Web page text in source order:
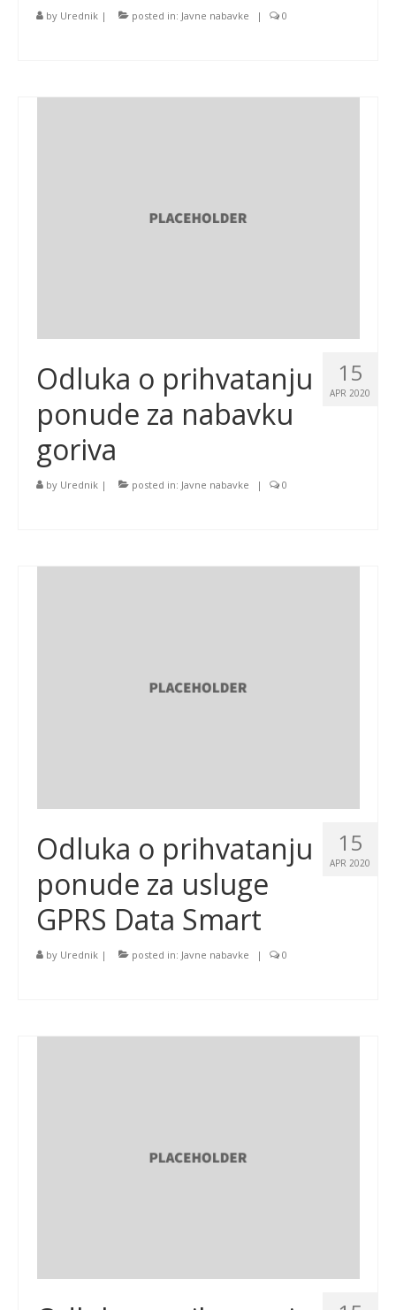
by Urednik | posted in: Javne nabavke | 0
15
APR 2020
Odluka o prihvatanju
ponude za nabavku
goriva
by Urednik | posted in: Javne nabavke | 0
15
APR 2020
Odluka o prihvatanju
ponude za usluge
GPRS Data Smart
by Urednik | posted in: Javne nabavke | 0